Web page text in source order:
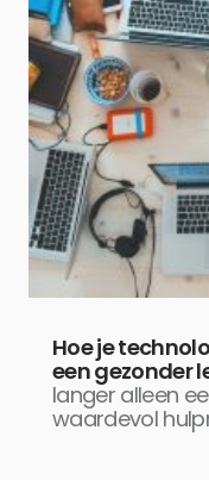
Hoe je
een gezonder
langer alleen
waardevol